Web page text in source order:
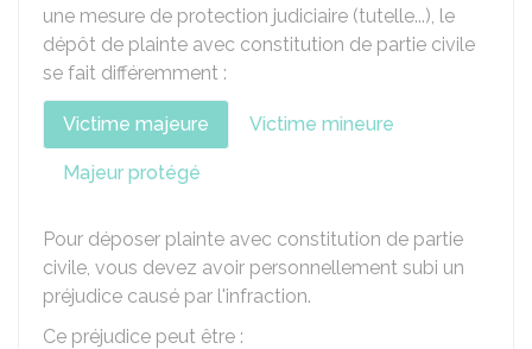
une mesure de protection judiciaire (tutelle...), le
dépôt de plainte avec constitution de partie civile
se fait différemment :
Victime majeure Victime mineure
Majeur protégé
Pour déposer plainte avec constitution de partie
civile, vous devez avoir personnellement subi un
préjudice causé par l'infraction.
Ce préjudice peut être :